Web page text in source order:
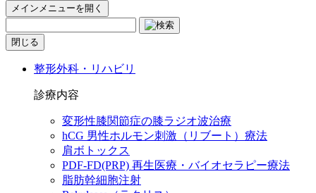
メインメニューを開く
閉じる
整形外科・リハビリ
診療内容
変形性膝関節症の膝ラジオ波治療
hCG 男性ホルモン刺激（リブート）療法
肩ボトックス
PDF-FD(PRP) 再生医療・バイオセラピー療法
脂肪幹細胞注射